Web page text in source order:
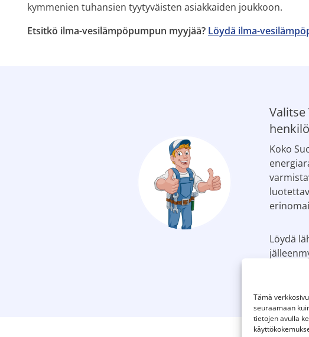
Tämä
seuraamaan
tietojen avulla
kymmenien tuhansien tyytyväisten asiakkaiden joukkoon.
Etsitkö ilma-vesilämpöpumpun myyjää? Löydä ilma-
Koko
Löydä